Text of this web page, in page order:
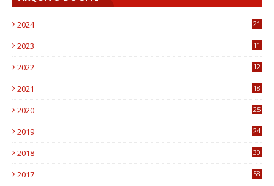
2024 21
2023
11
2022
12
2021
18
2020
25
2019
24
2018
30
2017
58